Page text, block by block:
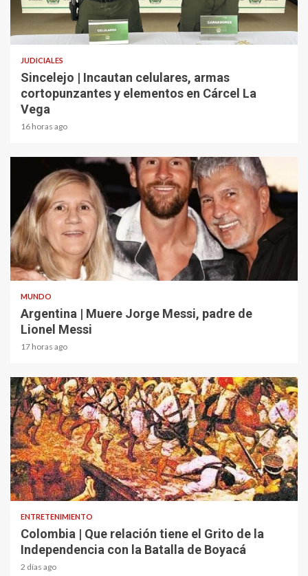
2 min read
JUDICIALES
Sincelejo | Incautan celulares, armas
cortopunzantes y elementos en Cárcel La
Vega
16 horas ago
2 min read
MUNDO
Argentina | Muere Jorge Messi, padre de
Lionel Messi
17 horas ago
1 min read
ENTRETENIMIENTO
Colombia | Que relación tiene el Grito de la
Independencia con la Batalla de Boyacá
2 días ago